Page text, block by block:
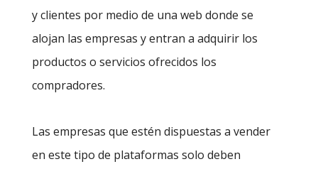
y clientes por medio de una web donde se
alojan las empresas y entran a adquirir los
productos o servicios ofrecidos los
compradores.
Las empresas que estén dispuestas a vender
en este tipo de plataformas solo deben